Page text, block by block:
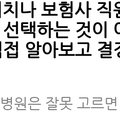
나 보험사 직
택하는 것이
알아보고 결
원은 잘못 고르